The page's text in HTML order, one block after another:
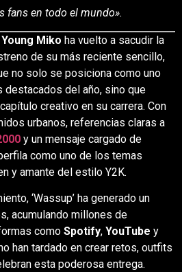
fans en todo el mundo».
Young Miko ha vuelto a sacudir la
de su más reciente sencillo,
no solo se posiciona como uno
del año, sino que
creativo en su carrera. Con
urbanos, referencias claras a
y un mensaje cargado de
como uno de los temas
y amante del estilo Y2K.
‘Wassup’ ha generado un
acumulando millones de
como Spotify, YouTube y
han tardado en crear retos, outfits
esta poderosa entrega.